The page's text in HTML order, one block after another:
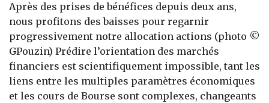
Banque
Après des prises de bénéfices depuis deux ans,
nous profitons des baisses pour regarnir
progressivement notre allocation actions (photo ©
GPouzin) Prédire l’orientation des marchés
financiers est scientifiquement impossible, tant les
liens entre les multiples paramètres économiques
et les cours de Bourse sont complexes, changeants